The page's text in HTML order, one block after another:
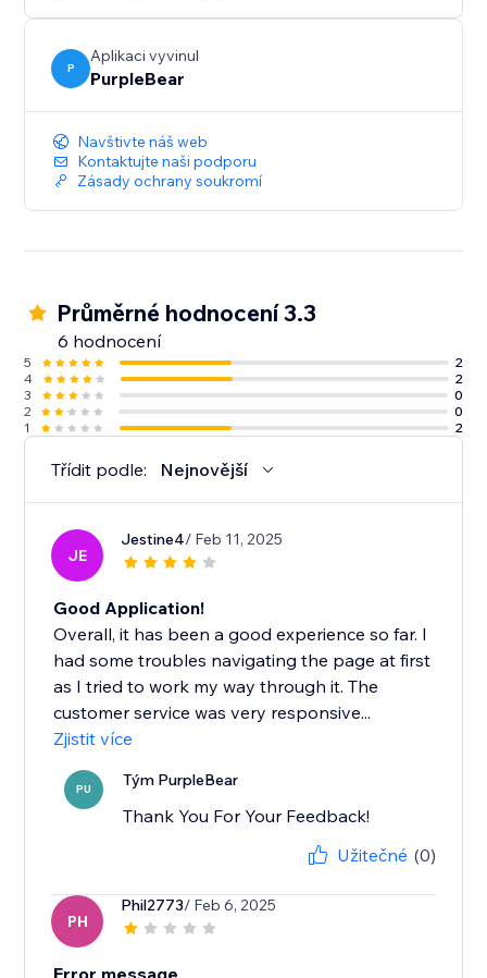
P
Aplikaci vyvinul
PurpleBear
Navštivte náš web
Kontaktujte naši podporu
Zásady ochrany soukromí
Průměrné hodnocení 3.3
6 hodnocení
5
2
4
2
3
0
2
0
1
2
Třídit podle: Nejnovější
JE
Jestine4/ Feb 11, 2025
Good Application!
Overall, it has been a good experience so far. I
had some troubles navigating the page at first
as I tried to work my way through it. The
customer service was very responsive...
Zjistit více
PU Tým PurpleBear
Thank You For Your Feedback!
Užitečné (0)
PH
Phil2773/ Feb 6, 2025